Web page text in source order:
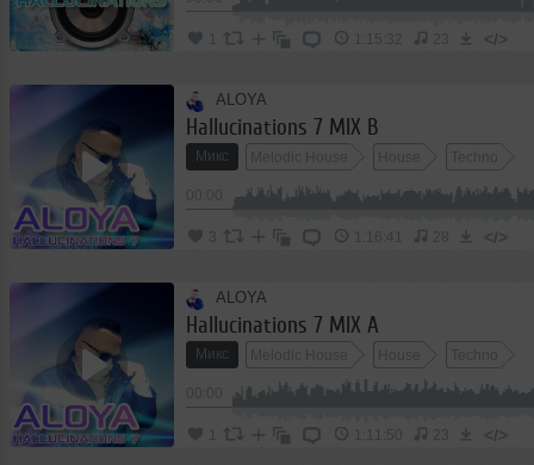
1:15:32 23 </>
ALOYA
Hallucinations 7 MIX B
Микс Melodic House House Techno
3 1:16:41 28 </>
ALOYA
Hallucinations 7 MIX A
Микс Melodic House House Techno
1:11:50 23 </>